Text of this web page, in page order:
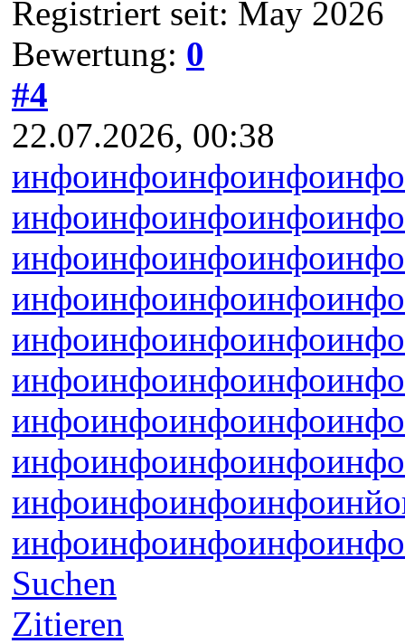
Registriert seit: May 2026
Bewertung: 0
#4
22.07.2026, 00:38
инфоинфоинфоинфоинфо
инфоинфоинфоинфоинфо
инфоинфоинфоинфоинфо
инфоинфоинфоинфоинфо
инфоинфоинфоинфоинфо
инфоинфоинфоинфоинфо
инфоинфоинфоинфоинфо
инфоинфоинфоинфоинфо
инфоинфоинфоинфоинйо
инфоинфоинфоинфоинфо
Suchen
Zitieren